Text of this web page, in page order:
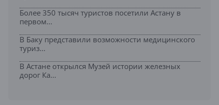
Более 350 тысяч туристов посетили Астану в
первом...
В Баку представили возможности медицинского
туриз...
В Астане открылся Музей истории железных
дорог Ка...